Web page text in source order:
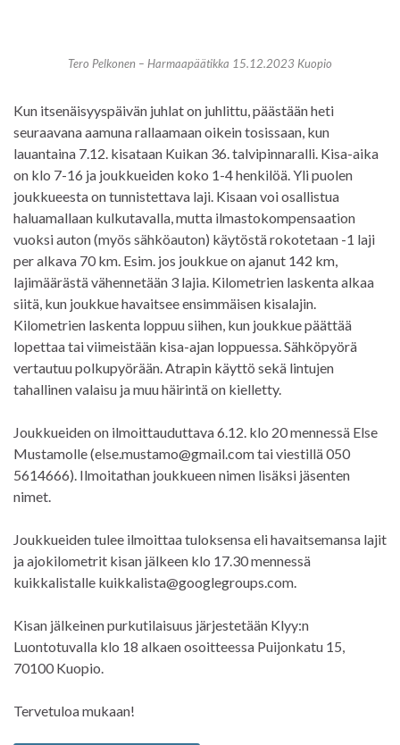
Tero Pelkonen – Harmaapäätikka 15.12.2023 Kuopio
Kun itsenäisyyspäivän juhlat on juhlittu, päästään heti
seuraavana aamuna rallaamaan oikein tosissaan, kun
lauantaina 7.12. kisataan Kuikan 36. talvipinnaralli. Kisa-aika
on klo 7-16 ja joukkueiden koko 1-4 henkilöä. Yli puolen
joukkueesta on tunnistettava laji. Kisaan voi osallistua
haluamallaan kulkutavalla, mutta ilmastokompensaation
vuoksi auton (myös sähköauton) käytöstä rokotetaan -1 laji
per alkava 70 km. Esim. jos joukkue on ajanut 142 km,
lajimäärästä vähennetään 3 lajia. Kilometrien laskenta alkaa
siitä, kun joukkue havaitsee ensimmäisen kisalajin.
Kilometrien laskenta loppuu siihen, kun joukkue päättää
lopettaa tai viimeistään kisa-ajan loppuessa. Sähköpyörä
vertautuu polkupyörään. Atrapin käyttö sekä lintujen
tahallinen valaisu ja muu häirintä on kielletty.
Joukkueiden on ilmoittauduttava 6.12. klo 20 mennessä Else
Mustamolle (else.mustamo@gmail.com tai viestillä 050
5614666). Ilmoitathan joukkueen nimen lisäksi jäsenten
nimet.
Joukkueiden tulee ilmoittaa tuloksensa eli havaitsemansa lajit
ja ajokilometrit kisan jälkeen klo 17.30 mennessä
kuikkalistalle kuikkalista@googlegroups.com.
Kisan jälkeinen purkutilaisuus järjestetään Klyy:n
Luontotuvalla klo 18 alkaen osoitteessa Puijonkatu 15,
70100 Kuopio.
Tervetuloa mukaan!